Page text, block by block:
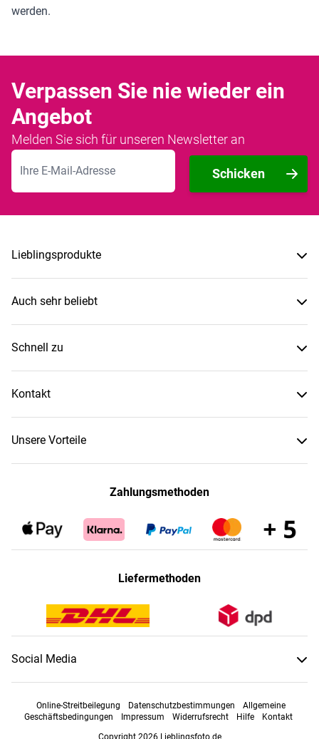
werden.
Verpassen Sie nie wieder ein
Angebot
Melden Sie sich für unseren Newsletter an
E-Mailadresse
Schicken
Lieblingsprodukte
Auch sehr beliebt
Schnell zu
Kontakt
Unsere Vorteile
Zahlungsmethoden
Liefermethoden
Social Media
Online-Streitbeilegung Datenschutzbestimmungen
Allgemeine
Geschäftsbedingungen
Impressum Widerrufsrecht Hilfe
Kontakt
Copyright 2026 Lieblingsfoto.de